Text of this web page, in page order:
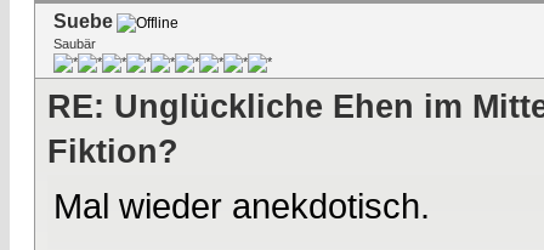
Suebe
Saubär
RE: Unglückliche Ehen im
Fiktion?
Mal wieder anekdotisch.